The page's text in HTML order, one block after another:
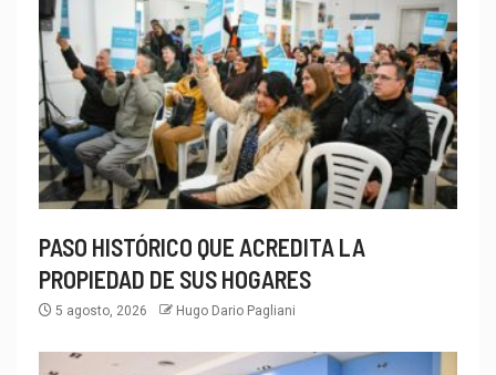
PASO HISTÓRICO QUE ACREDITA LA
PROPIEDAD DE SUS HOGARES
5 agosto, 2026 Hugo Dario Pagliani